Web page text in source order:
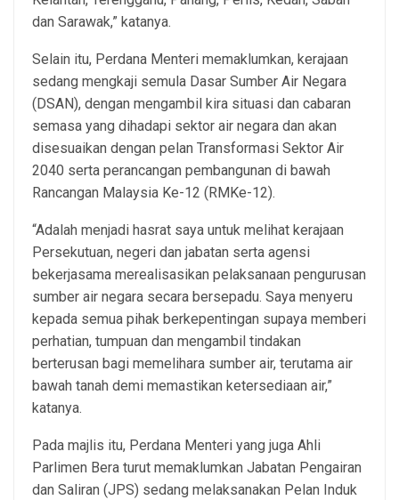
dan Sarawak,” katanya.
Selain itu, Perdana Menteri memaklumkan, kerajaan
sedang mengkaji semula Dasar Sumber Air Negara
(DSAN), dengan mengambil kira situasi dan cabaran
semasa yang dihadapi sektor air negara dan akan
disesuaikan dengan pelan Transformasi Sektor Air
2040 serta perancangan pembangunan di bawah
Rancangan Malaysia Ke-12 (RMKe-12).
“Adalah menjadi hasrat saya untuk melihat kerajaan
Persekutuan, negeri dan jabatan serta agensi
bekerjasama merealisasikan pelaksanaan pengurusan
sumber air negara secara bersepadu. Saya menyeru
kepada semua pihak berkepentingan supaya memberi
perhatian, tumpuan dan mengambil tindakan
berterusan bagi memelihara sumber air, terutama air
bawah tanah demi memastikan ketersediaan air,”
katanya.
Pada majlis itu, Perdana Menteri yang juga Ahli
Parlimen Bera turut memaklumkan Jabatan Pengairan
dan Saliran (JPS) sedang melaksanakan Pelan Induk